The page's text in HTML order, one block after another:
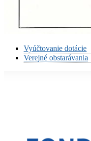
Vyúčtovanie dotácie
Verejné obstarávania